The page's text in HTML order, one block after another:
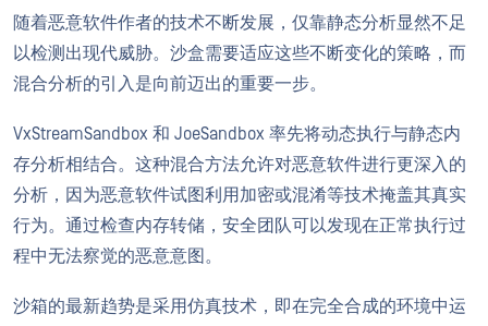
随着恶意软件作者的技术不断发展，仅靠静态分析显然不足
以检测出现代威胁。沙盒需要适应这些不断变化的策略，而
混合分析的引入是向前迈出的重要一步。
VxStreamSandbox 和 JoeSandbox 率先将动态执行与静态内
存分析相结合。这种混合方法允许对恶意软件进行更深入的
分析，因为恶意软件试图利用加密或混淆等技术掩盖其真实
行为。通过检查内存转储，安全团队可以发现在正常执行过
程中无法察觉的恶意意图。
沙箱的最新趋势是采用仿真技术，即在完全合成的环境中运